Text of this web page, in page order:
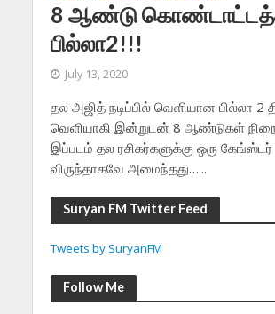
8 ஆண்டு
பில்லா2!!!
July 13, 2020
தல அஜித் நடிப்பில் வெளியான பில்லா 2
வெளியாகி இன்றுடன் 8 ஆண்டுகள்
இப்படம் தல ரசிகர்களுக்கு ஒரு கேங்ஸ்டர்
விருந்தாகவே அமைந்தது…...
Suryan FM Twitter Feed
Tweets by SuryanFM
Follow Me